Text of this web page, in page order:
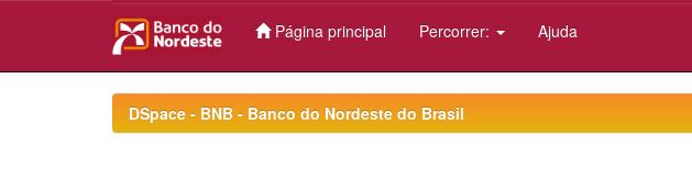
Página principal Percorrer: Ajuda
DSpace - BNB - Banco do Nordeste do Brasil